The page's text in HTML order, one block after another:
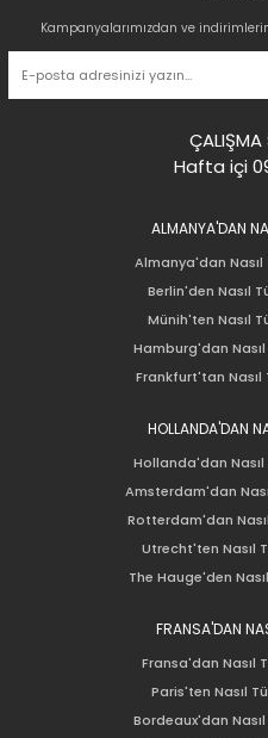
Kampanyalarımızdan ve
ÇALIŞMA
Hafta içi
ALMANYA'DAN
Almanya'dan Nasıl
Berlin'den Nasıl
Münih'ten Nasıl
Hamburg'dan Nasıl
Frankfurt'tan Nasıl
HOLLANDA'DAN
Hollanda'dan Nasıl
Amsterdam'dan
Rotterdam'dan
Utrecht'ten Nasıl
The Hauge'den
FRANSA'DAN
Fransa'dan Nasıl
Paris'ten Nasıl
Bordeaux'dan Nasıl